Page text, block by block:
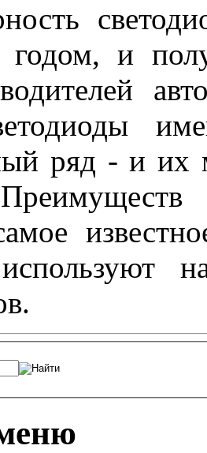
и
ряд - и их